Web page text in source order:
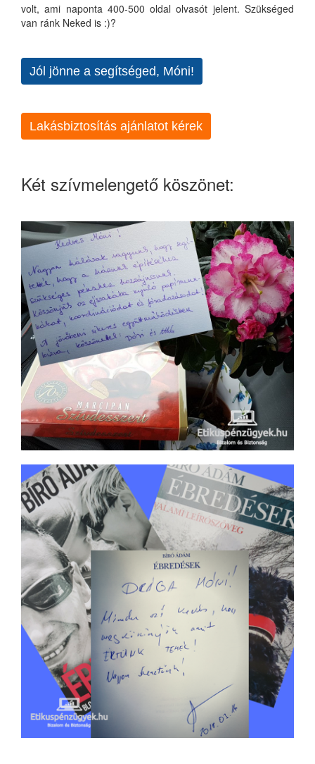
volt, ami naponta 400-500 oldal olvasót jelent. Szükséged
van ránk Neked is :)?
Jól jönne a segítséged, Móni!
Lakásbiztosítás ajánlatot kérek
Két szívmelengető köszönet: